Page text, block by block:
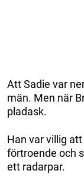
Att Sadie var
män. Men när
pladask.
Han var villig
förtroende och
ett radarpar.